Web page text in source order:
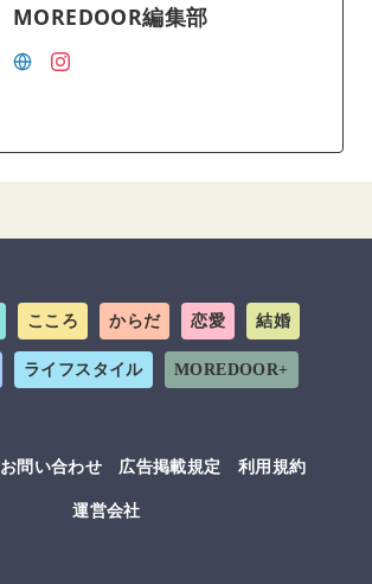
MOREDOOR編集部
こころ からだ 恋愛 結婚
ライフスタイル MOREDOOR+
お問い合わせ 広告掲載規定
利用規約
運営会社